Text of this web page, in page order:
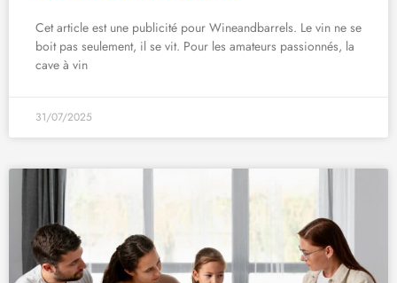
Cet article est une publicité pour Wineandbarrels. Le vin ne se
boit pas seulement, il se vit. Pour les amateurs passionnés, la
cave à vin
31/07/2025